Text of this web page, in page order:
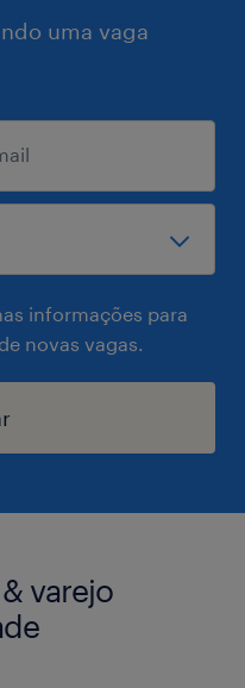
uma vaga
informações para
novas vagas.
varejo